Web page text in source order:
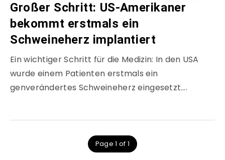
Großer Schritt: US-Amerikaner
bekommt erstmals ein
Schweineherz implantiert
Ein wichtiger Schritt für die Medizin: In den USA
wurde einem Patienten erstmals ein
genverändertes Schweineherz eingesetzt….
Page 1 of 1